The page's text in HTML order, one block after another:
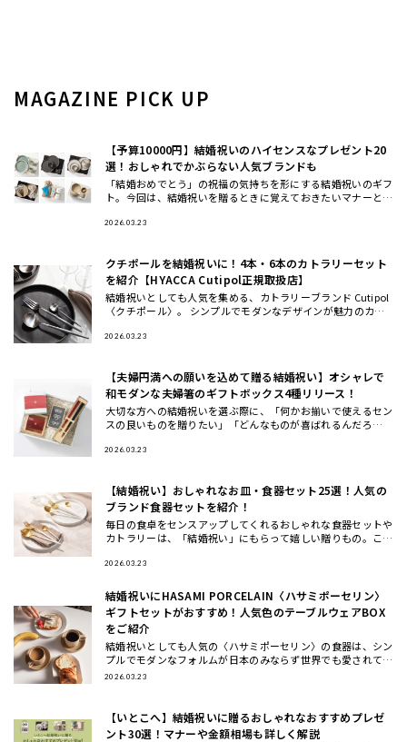
MAGAZINE PICK UP
【予算10000円】結婚祝いのハイセンスなプレゼント20
選！おしゃれでかぶらない人気ブランドも
「結婚おめでとう」の祝福の気持ちを形にする結婚祝いのギフ
ト。今回は、結婚祝いを贈るときに覚えておきたいマナーと、
すめのギフト
2026.03.23
クチポールを結婚祝いに！4本・6本のカトラリーセット
を紹介【HYACCA Cutipol正規取扱店】
結婚祝いとしても人気を集める、カトラリーブランド Cutipol
〈クチポール〉。 シンプルでモダンなデザインが魅力のカト
話
2026.03.23
【夫婦円満への願いを込めて贈る結婚祝い】オシャレで
和モダンな夫婦箸のギフトボックス4種リリース！
大切な方への結婚祝いを選ぶ際に、「何かお揃いで使えるセン
スの良いものを贈りたい」「どんなものが喜ばれるんだろ
OP
2026.03.23
【結婚祝い】おしゃれなお皿・食器セット25選！人気の
ブランド食器セットを紹介！
毎日の食卓をセンスアップしてくれるおしゃれな食器セットや
カトラリーは、「結婚祝い」にもらって嬉しい贈りもの。ここ
って嬉しいテ
2026.03.23
結婚祝いにHASAMI PORCELAIN〈ハサミポーセリン〉
ギフトセットがおすすめ！人気色のテーブルウェアBOX
をご紹介
結婚祝いとしても人気の〈ハサミポーセリン〉の食器は、シン
プルでモダンなフォルムが日本のみならず世界でも愛されてお
り今、注目のテーブルウェアブランド。今回は、波佐見焼の伝
2026.03.23
【いとこへ】結婚祝いに贈るおしゃれなおすすめプレゼ
ント30選！マナーや金額相場も詳しく解説